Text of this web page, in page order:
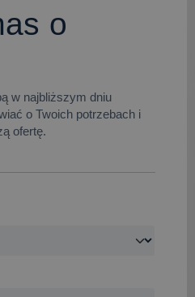
o
w najbliższym dniu
o Twoich potrzebach i
ofertę.